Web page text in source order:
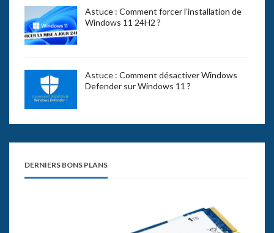
Astuce : Comment forcer l’installation de
Windows 11 24H2 ?
Astuce : Comment désactiver Windows
Defender sur Windows 11 ?
DERNIERS BONS PLANS